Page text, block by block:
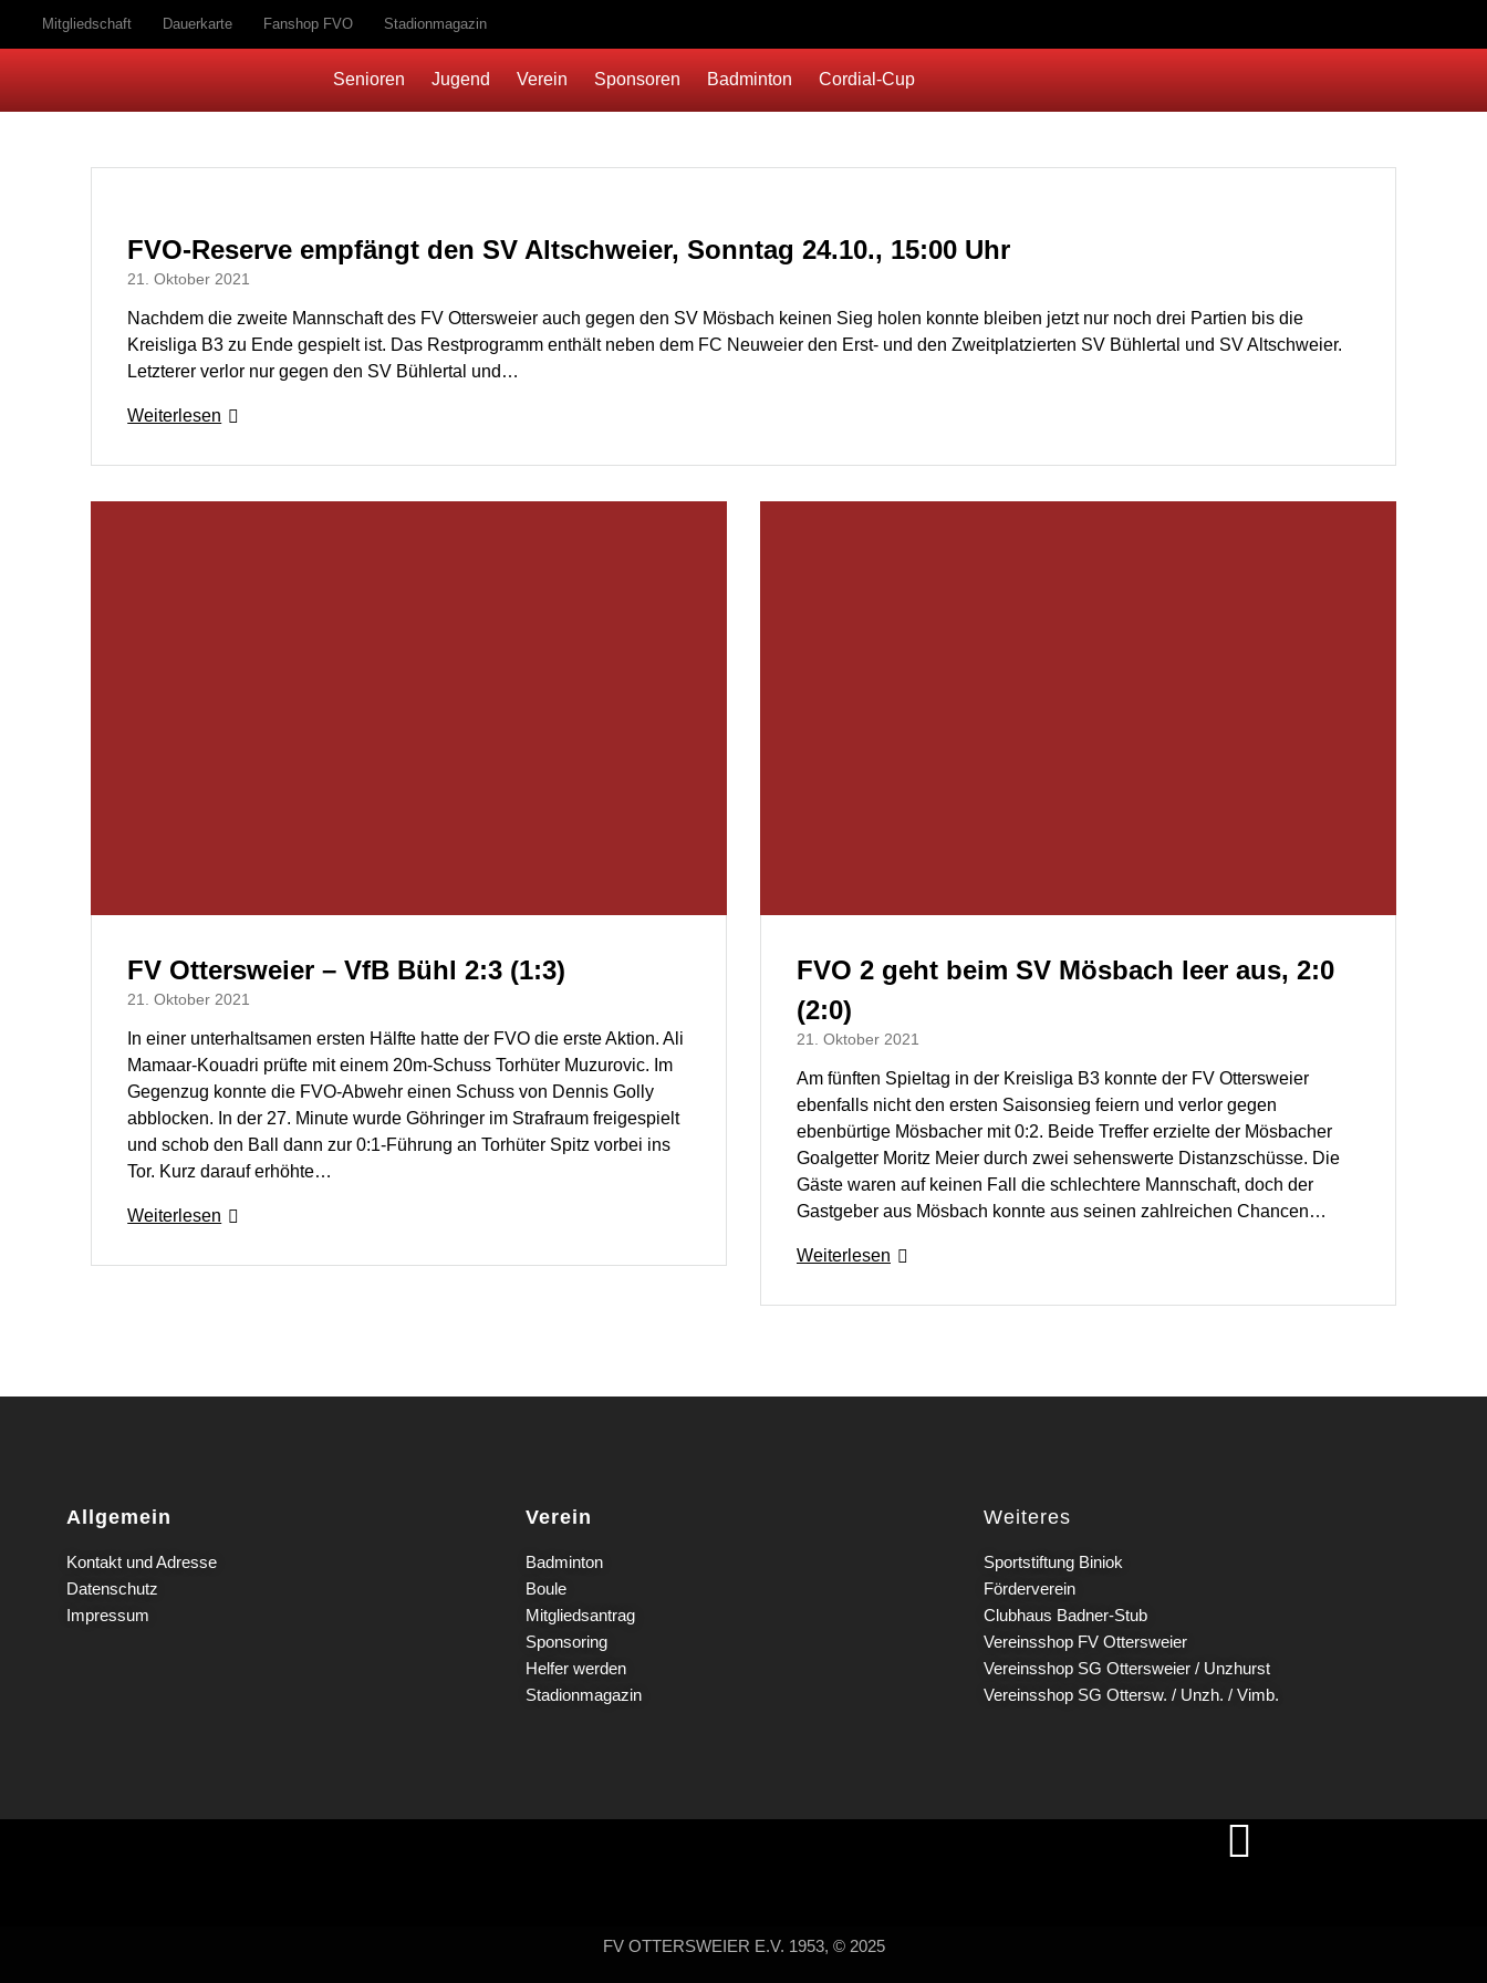
Mitgliedschaft Dauerkarte Fanshop FVO Stadionmagazin
Senioren Jugend Verein Sponsoren Badminton Cordial-Cup
FVO-Reserve empfängt den SV Altschweier, Sonntag 24.10., 15:00 Uhr
21. Oktober 2021
Nachdem die zweite Mannschaft des FV Ottersweier auch gegen den SV Mösbach keinen Sieg holen konnte bleiben jetzt nur noch drei Partien bis die
Kreisliga B3 zu Ende gespielt ist. Das Restprogramm enthält neben dem FC Neuweier den Erst- und den Zweitplatzierten SV Bühlertal und SV Altschweier.
Letzterer verlor nur gegen den SV Bühlertal und…
Weiterlesen
FV Ottersweier – VfB Bühl 2:3 (1:3)
21. Oktober 2021
In einer unterhaltsamen ersten Hälfte hatte der FVO die erste Aktion. Ali
Mamaar-Kouadri prüfte mit einem 20m-Schuss Torhüter Muzurovic. Im
Gegenzug konnte die FVO-Abwehr einen Schuss von Dennis Golly
abblocken. In der 27. Minute wurde Göhringer im Strafraum freigespielt
und schob den Ball dann zur 0:1-Führung an Torhüter Spitz vorbei ins
Tor. Kurz darauf erhöhte…
Weiterlesen
FVO 2 geht beim SV Mösbach leer aus, 2:0
(2:0)
21. Oktober 2021
Am fünften Spieltag in der Kreisliga B3 konnte der FV Ottersweier
ebenfalls nicht den ersten Saisonsieg feiern und verlor gegen
ebenbürtige Mösbacher mit 0:2. Beide Treffer erzielte der Mösbacher
Goalgetter Moritz Meier durch zwei sehenswerte Distanzschüsse. Die
Gäste waren auf keinen Fall die schlechtere Mannschaft, doch der
Gastgeber aus Mösbach konnte aus seinen zahlreichen Chancen…
Weiterlesen
Allgemein
Kontakt und Adresse
Datenschutz
Impressum
Verein
Badminton
Boule
Mitgliedsantrag
Sponsoring
Helfer werden
Stadionmagazin
Weiteres
Sportstiftung Biniok
Förderverein
Clubhaus Badner-Stub
Vereinsshop FV Ottersweier
Vereinsshop SG Ottersweier / Unzhurst
Vereinsshop SG Ottersw. / Unzh. / Vimb.
FV OTTERSWEIER E.V. 1953, © 2025